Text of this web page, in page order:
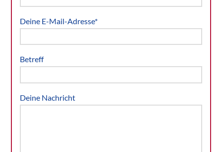
Deine E-Mail-Adresse*
Betreff
Deine Nachricht